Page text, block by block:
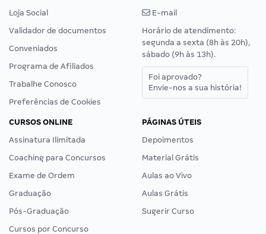
Loja Social
Validador de documentos
Conveniados
Programa de Afiliados
Trabalhe Conosco
Preferências de Cookies
E-mail
Horário de atendimento:
segunda a sexta (8h às 20h),
sábado (9h às 13h).
Foi aprovado?
Envie-nos a sua história!
CURSOS ONLINE
Assinatura Ilimitada
Coaching para Concursos
Exame de Ordem
Graduação
Pós-Graduação
Cursos por Concurso
PÁGINAS ÚTEIS
Depoimentos
Material Grátis
Aulas ao Vivo
Aulas Grátis
Sugerir Curso